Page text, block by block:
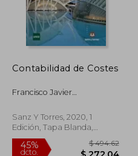
Contabilidad de Costes
Francisco Javier
Sanz Y Torres, 2020, 1
Edición, Tapa Blanda,
Usado